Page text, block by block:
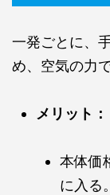
一発ごとに、
め、空気の力
メリット：
本体価
に入る。